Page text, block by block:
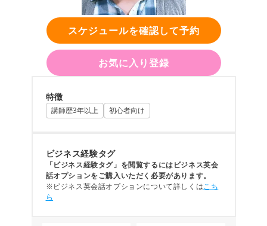
スケジュールを確認して予約
お気に入り登録
特徴
講師歴3年以上 初心者向け
ビジネス経験タグ
「ビジネス経験タグ」を閲覧するにはビジネス英会
話オプションをご購入いただく必要があります。
※ビジネス英会話オプションについて詳しくはこち
ら